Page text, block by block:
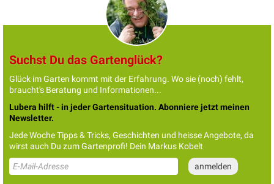
Suchst Du das Gartenglück?
Glück im Garten kommt mit der Erfahrung. Wo sie (noch) fehlt,
braucht's Beratung und Informationen...
Lubera hilft - in jeder Gartensituation. Abonniere jetzt meinen
Newsletter.
Jede Woche Tipps & Tricks, Geschichten und heisse Angebote, da
wirst auch Du zum Gartenprofi! Dein Markus Kobelt